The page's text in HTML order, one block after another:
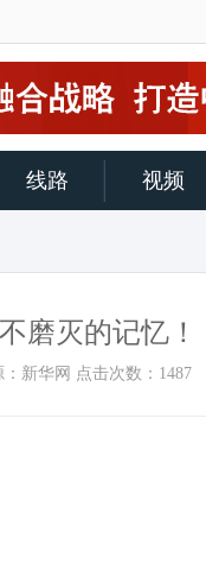
线路 视频
磨灭的记忆！
新华网 点击次数： 1487